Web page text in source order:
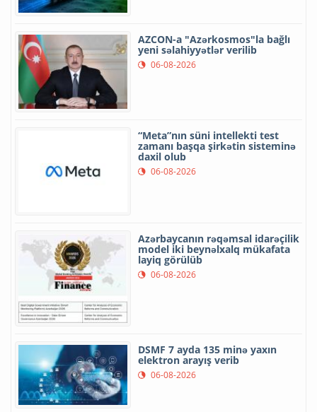
AZCON-a "Azərkosmos"la bağlı
yeni səlahiyyətlər verilib
06-08-2026
“Meta”nın süni intellekti test
zamanı başqa şirkətin sisteminə
daxil olub
06-08-2026
Azərbaycanın rəqəmsal idarəçilik
model iki beynəlxalq mükafata
layiq görülüb
06-08-2026
DSMF 7 ayda 135 minə yaxın
elektron arayış verib
06-08-2026